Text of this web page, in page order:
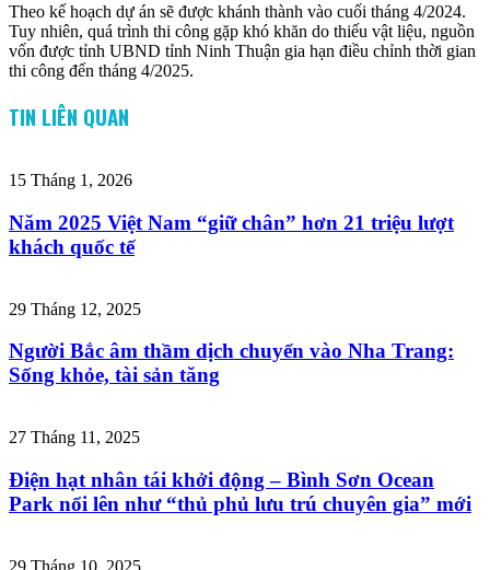
Theo kế hoạch dự án sẽ được khánh thành vào cuối tháng 4/2024.
Tuy nhiên, quá trình thi công gặp khó khăn do thiếu vật liệu, nguồn
vốn được tỉnh UBND tỉnh Ninh Thuận gia hạn điều chỉnh thời gian
thi công đến tháng 4/2025.
TIN LIÊN QUAN
15 Tháng 1, 2026
Năm 2025 Việt Nam “giữ chân” hơn 21 triệu lượt
khách quốc tế
29 Tháng 12, 2025
Người Bắc âm thầm dịch chuyển vào Nha Trang:
Sống khỏe, tài sản tăng
27 Tháng 11, 2025
Điện hạt nhân tái khởi động – Bình Sơn Ocean
Park nổi lên như “thủ phủ lưu trú chuyên gia” mới
29 Tháng 10, 2025